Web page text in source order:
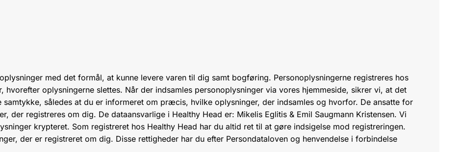
med det formål, at kunne levere varen til dig samt bogføring. Personoplysningerne registreres hos
hvorefter oplysningerne slettes. Når der indsamles personoplysninger via vores hjemmeside, sikrer vi, at det
således at du er informeret om præcis, hvilke oplysninger, der indsamles og hvorfor. De ansatte for
der registreres om dig. De dataansvarlige i Healthy Head er: Mikelis Eglitis & Emil Saugmann Kristensen. Vi
krypteret. Som registreret hos Healthy Head har du altid ret til at gøre indsigelse mod registreringen.
der er registreret om dig. Disse rettigheder har du efter Persondataloven og henvendelse i forbindelse